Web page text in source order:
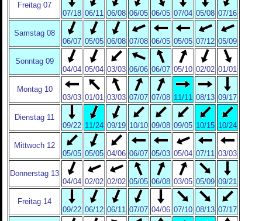
Freitag 07
07/18 06/11 06/08 06/05 06/05 07/04 05/08 07/16
Samstag 08
06/07 05/05 06/08 07/08 06/05 05/05 07/12 05/09
Sonntag 09
04/04 05/04 03/03 06/06 06/07 05/10 02/02 01/01
Montag 10
03/03 01/01 03/03 07/07 07/08 11/11 08/13 09/17
Dienstag 11
09/22 11/24 09/19 10/10 09/08 09/05 10/15 10/24
Mittwoch 12
05/05 05/05 04/06 06/07 05/03 05/04 07/11 03/03
Donnerstag 13
04/04 02/02 02/02 05/05 06/08 03/05 05/09 09/21
Freitag 14
09/22 06/12 06/11 07/07 04/06 07/10 08/13 07/17